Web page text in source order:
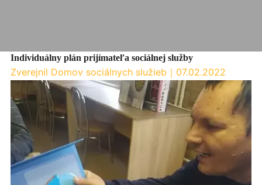
Individuálny plán prijímateľa sociálnej služby
Zverejnil Domov sociálnych služieb ｜ 07.02.2022